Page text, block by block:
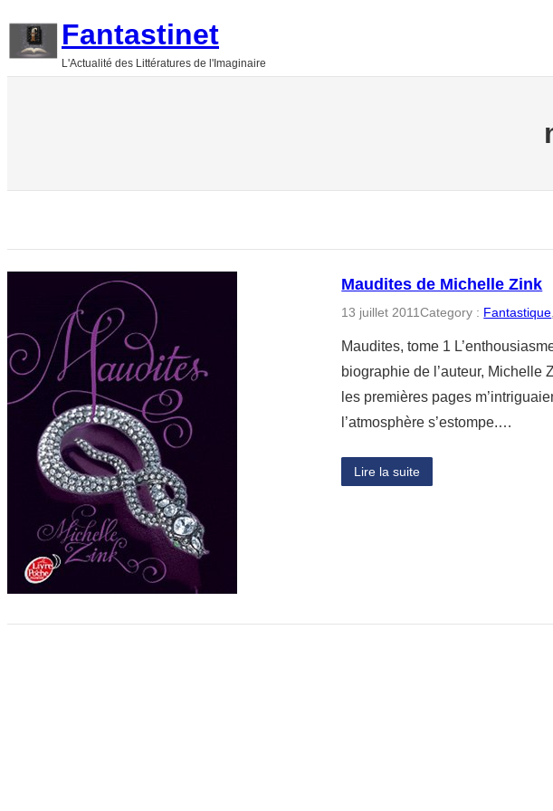
Fantastinet
L'Actualité des Littératures de l'Imaginaire
Maudites de Michelle Zink
13 juillet 2011Category : Fantastique
Maudites, tome 1
biographie de l’auteur, Michelle
les premières pages
l’atmosphère s’estompe.…
Lire la suite